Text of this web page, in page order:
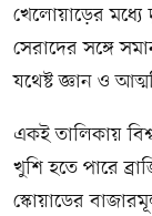
খেলোয়াড়ের মধ্যে
সেরাদের সঙ্গে
যথেষ্ট জ্ঞান ও
একই তালিকায়
খুশি হতে পারে
স্কোয়াডের